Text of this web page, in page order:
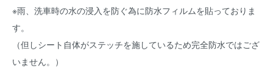
※雨、洗車時の水の浸入を防ぐ為に防水フィルムを貼っておりま
す。
（但しシート自体がステッチを施しているため完全防水ではござ
いません。）